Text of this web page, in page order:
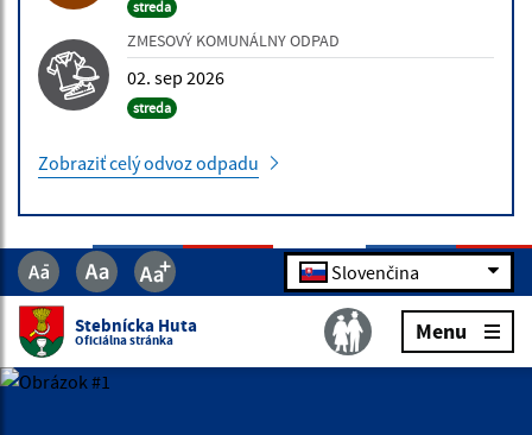
streda
ZMESOVÝ KOMUNÁLNY ODPAD
02. sep 2026
streda
Zobraziť celý odvoz odpadu
ÚRADNÁ TABUĽA
16.07.2026 | Rôzne
Výzva na vykonanie výrubu/okliesnenia stromov a iných
Slovenčina
Stebnícka Huta
Oficiálna stránka Menu